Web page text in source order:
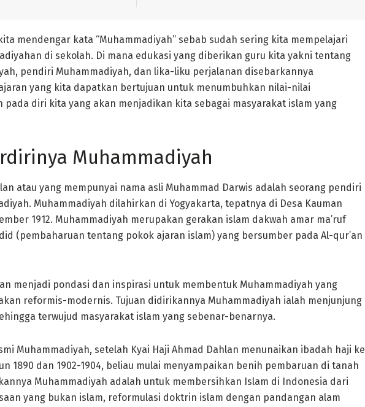
mendengar kata “Muhammadiyah” sebab sudah sering kita mempelajari
di sekolah. Di mana edukasi yang diberikan guru kita yakni tentang
pendiri Muhammadiyah, dan lika-liku perjalanan disebarkannya
yang kita dapatkan bertujuan untuk menumbuhkan nilai-nilai
pada diri kita yang akan menjadikan kita sebagai masyarakat islam yang
Muhammadiyah
atau yang mempunyai nama asli Muhammad Darwis adalah seorang pendiri
Muhammadiyah dilahirkan di Yogyakarta, tepatnya di Desa Kauman
1912. Muhammadiyah merupakan gerakan islam dakwah amar ma’ruf
(pembaharuan tentang pokok ajaran islam) yang bersumber pada Al-qur’an
menjadi pondasi dan inspirasi untuk membentuk Muhammadiyah yang
reformis-modernis. Tujuan didirikannya Muhammadiyah ialah menjunjung
terwujud masyarakat islam yang sebenar-benarnya.
Muhammadiyah, setelah Kyai Haji Ahmad Dahlan menunaikan ibadah haji ke
1890 dan 1902-1904, beliau mulai menyampaikan benih pembaruan di tanah
Muhammadiyah adalah untuk membersihkan Islam di Indonesia dari
yang bukan islam, reformulasi doktrin islam dengan pandangan alam